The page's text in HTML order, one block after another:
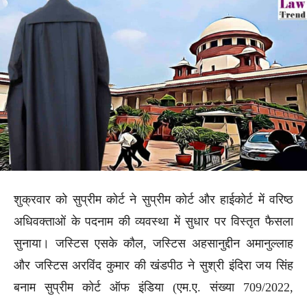
शुक्रवार को सुप्रीम कोर्ट ने सुप्रीम कोर्ट और हाईकोर्ट में वरिष्ठ
अधिवक्ताओं के पदनाम की व्यवस्था में सुधार पर विस्तृत फैसला
सुनाया। जस्टिस एसके कौल, जस्टिस अहसानुद्दीन अमानुल्लाह
और जस्टिस अरविंद कुमार की खंडपीठ ने सुश्री इंदिरा जय सिंह
बनाम सुप्रीम कोर्ट ऑफ इंडिया (एम.ए. संख्या 709/2022,